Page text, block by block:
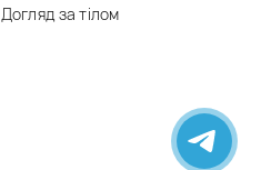
Догляд за тілом